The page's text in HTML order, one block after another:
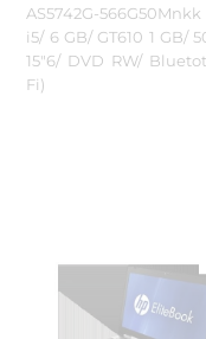
AS5742G-
i5/ 6 GB/ GT610 1 GB/
15"6/ DVD RW/
Fi)